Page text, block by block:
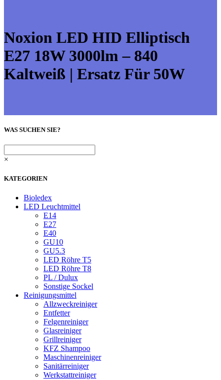
Noxion LED HID Elliptisch
E27 18W 3000lm – 840
Kaltweiß | Ersatz Für 50W
WAS SUCHEN SIE?
×
KATEGORIEN
Bioledex
LED Leuchtmittel
E14
E27
E40
GU10
GU5.3
LED Röhre T5
LED Röhre T8
PL / Dulux
Sonstige Sockel
Reinigungsmittel
Allzweckreiniger
Entfetter
Felgenreiniger
Glasreiniger
Grillreiniger
KFZ Shampoo
Maschinenreiniger
Sanitärreiniger
Werkstattreiniger